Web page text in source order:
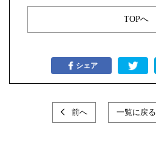
TOPへ
シェア
前へ 一覧に戻る